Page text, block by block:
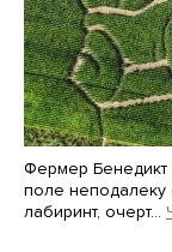
Фермер
поле неподалеку
лабиринт, очерт…